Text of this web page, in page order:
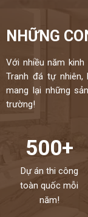
NHỮNG
Với nhiều năm
Tranh đá tự
mang lại những
trường!
500+
Dự án thi công
toàn quốc mỗi
năm!